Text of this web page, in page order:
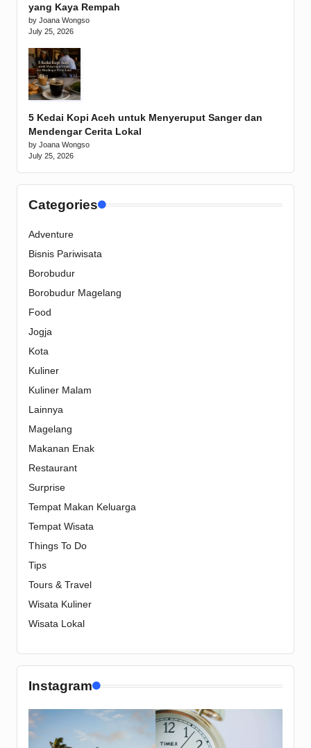
yang Kaya Rempah
by Joana Wongso
July 25, 2026
5 Kedai Kopi Aceh untuk Menyeruput Sanger dan
Mendengar Cerita Lokal
by Joana Wongso
July 25, 2026
Categories
Adventure
Bisnis Pariwisata
Borobudur
Borobudur Magelang
Food
Jogja
Kota
Kuliner
Kuliner Malam
Lainnya
Magelang
Makanan Enak
Restaurant
Surprise
Tempat Makan Keluarga
Tempat Wisata
Things To Do
Tips
Tours & Travel
Wisata Kuliner
Wisata Lokal
Instagram